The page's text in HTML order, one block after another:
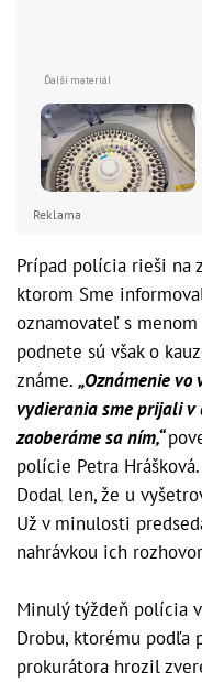
Reklama
Prípad polícia rieši na
ktorom Sme
oznamovateľ s
podnete sú však o
známe. „Oznámenie vo
vydierania sme prijali
zaoberáme sa ním,“
polície Petra
Dodal len, že u
Už v minulosti
nahrávkou ich
Minulý týždeň polícia
Drobu, ktorému podľa
prokurátora hrozil